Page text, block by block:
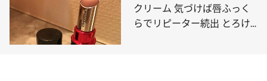
クリーム 気づけば唇ふっく
らでリピーター続出 とろけ